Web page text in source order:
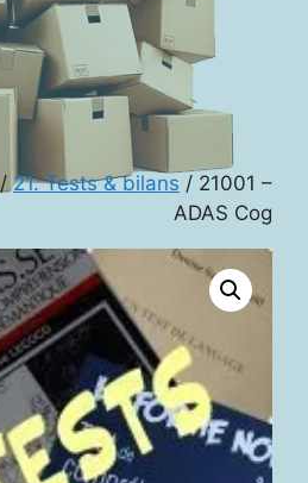
/21. Tests & bilans / 21001 –
ADAS Cog